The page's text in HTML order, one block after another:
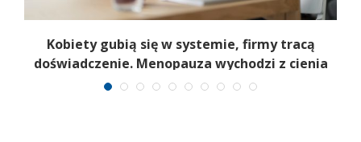
Kobiety gubią się w systemie, firmy tracą
doświadczenie. Menopauza wychodzi z cienia